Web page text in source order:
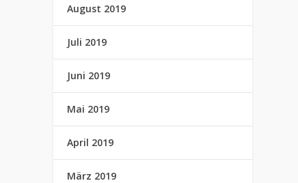
August 2019
Juli 2019
Juni 2019
Mai 2019
April 2019
März 2019